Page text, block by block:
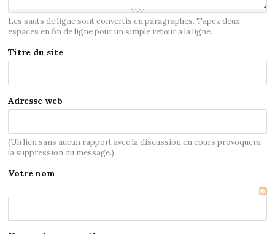
Les sauts de ligne sont convertis en paragraphes. Tapez deux
espaces en fin de ligne pour un simple retour a la ligne.
Titre du site
Adresse web
(Un lien sans aucun rapport avec la discussion en cours provoquera
la suppression du message.)
Votre nom